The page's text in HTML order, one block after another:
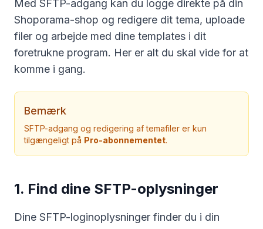
Med SFTP-adgang kan du logge direkte på din
Shoporama-shop og redigere dit tema, uploade
filer og arbejde med dine templates i dit
foretrukne program. Her er alt du skal vide for at
komme i gang.
Bemærk
SFTP-adgang og redigering af temafiler er kun
tilgængeligt på Pro-abonnementet.
1. Find dine SFTP-oplysninger
Dine SFTP-loginoplysninger finder du i din